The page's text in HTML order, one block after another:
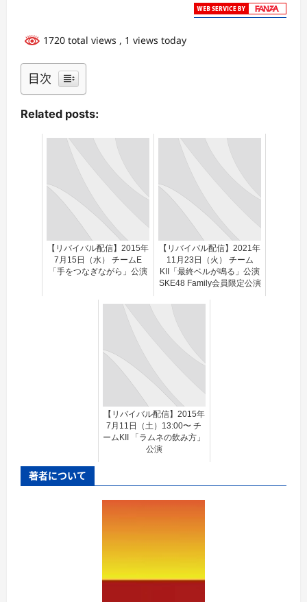
1720 total views , 1 views today
目次
Related posts:
【リバイバル配信】2015年
7月15日（水） チームE
「手をつなぎながら」公演
【リバイバル配信】2021年
11月23日（火） チーム
KII「最終ベルが鳴る」公演
SKE48 Family会員限定公演
【リバイバル配信】2015年
7月11日（土）13:00〜 チ
ームKII 「ラムネの飲み方」
公演
著者について